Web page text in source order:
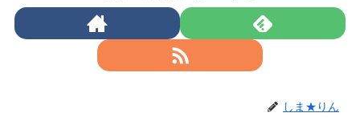
しま★りん